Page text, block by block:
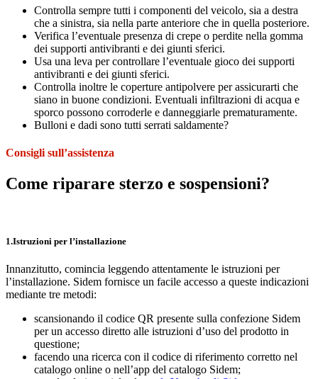
Controlla sempre tutti i componenti del veicolo, sia a destra
che a sinistra, sia nella parte anteriore che in quella posteriore.
Verifica l’eventuale presenza di crepe o perdite nella gomma
dei supporti antivibranti e dei giunti sferici.
Usa una leva per controllare l’eventuale gioco dei supporti
antivibranti e dei giunti sferici.
Controlla inoltre le coperture antipolvere per assicurarti che
siano in buone condizioni. Eventuali infiltrazioni di acqua e
sporco possono corroderle e danneggiarle prematuramente.
Bulloni e dadi sono tutti serrati saldamente?
Consigli sull’assistenza
Come riparare sterzo e sospensioni?
1.Istruzioni per l’installazione
Innanzitutto, comincia leggendo attentamente le istruzioni per
l’installazione. Sidem fornisce un facile accesso a queste indicazioni
mediante tre metodi:
scansionando il codice QR presente sulla confezione Sidem
per un accesso diretto alle istruzioni d’uso del prodotto in
questione;
facendo una ricerca con il codice di riferimento corretto nel
catalogo online o nell’app del catalogo Sidem;